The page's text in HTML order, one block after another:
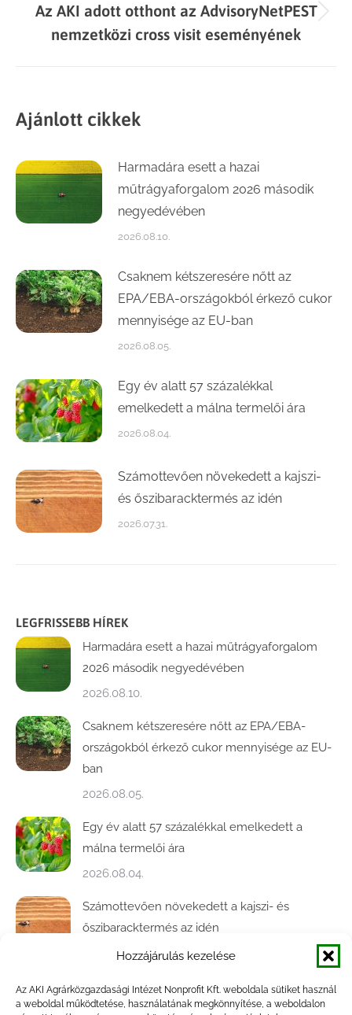
Hozzájárulás kezelése
Az AKI Agrárközgazdasági Intézet Nonprofit Kft. weboldala sütiket használ
a weboldal működtetése, használatának megkönnyítése, a weboldalon
Next
post:
Az AKI adott otthont az AdvisoryNetPEST
nemzetközi cross visit eseményének
Ajánlott cikkek
Harmadára esett a hazai
műtrágyaforgalom 2026 második
negyedévében
2026.08.10.
Csaknem kétszeresére nőtt az
EPA/EBA-országokból érkező cukor
mennyisége az EU-ban
2026.08.05.
Egy év alatt 57 százalékkal
emelkedett a málna termelői ára
2026.08.04.
Számottevően növekedett a kajszi-
és őszibaracktermés az idén
2026.07.31.
LEGFRISSEBB HÍREK
Harmadára esett a hazai műtrágyaforgalom
2026 második negyedévében
2026.08.10.
Csaknem kétszeresére nőtt az EPA/EBA-
országokból érkező cukor mennyisége az EU-
ban
2026.08.05.
Egy év alatt 57 százalékkal emelkedett a
málna termelői ára
2026.08.04.
Számottevően növekedett a kajszi- és
őszibaracktermés az idén
2026.07.31.
Jelentősen erősödött a hazai élőbárány-export
az év első öt hónapjában